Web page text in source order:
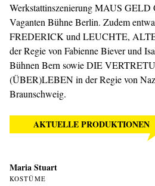
Werkstattinszenierung MAUS GELD
Vaganten Bühne Berlin. Zudem
FREDERICK und LEUCHTE,
der Regie von Fabienne Biever und
Bühnen Bern sowie DIE
(ÜBER)LEBEN in der Regie von
Braunschweig.
AKTUELLE PRODUKTIONEN
Maria Stuart
KOSTÜME